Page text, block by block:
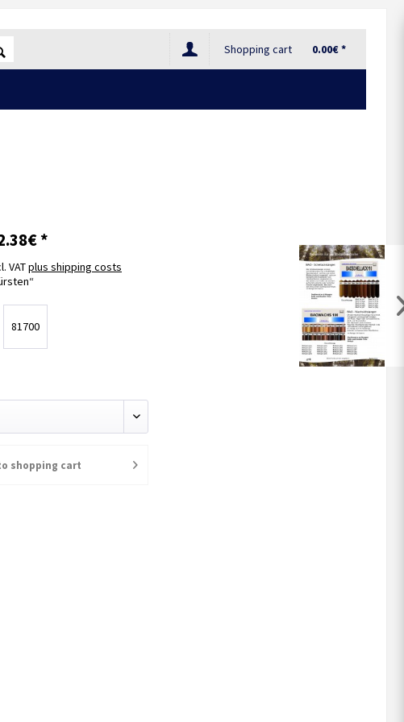
Shopping cart 0.00€ *
*
VATplus shipping costs
81700
shopping cart